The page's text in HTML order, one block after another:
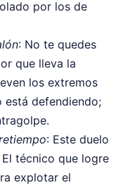
por los de
: No te quedes
que lleva la
los extremos
está defendiendo;
: Este duelo
técnico que logre
explotar el